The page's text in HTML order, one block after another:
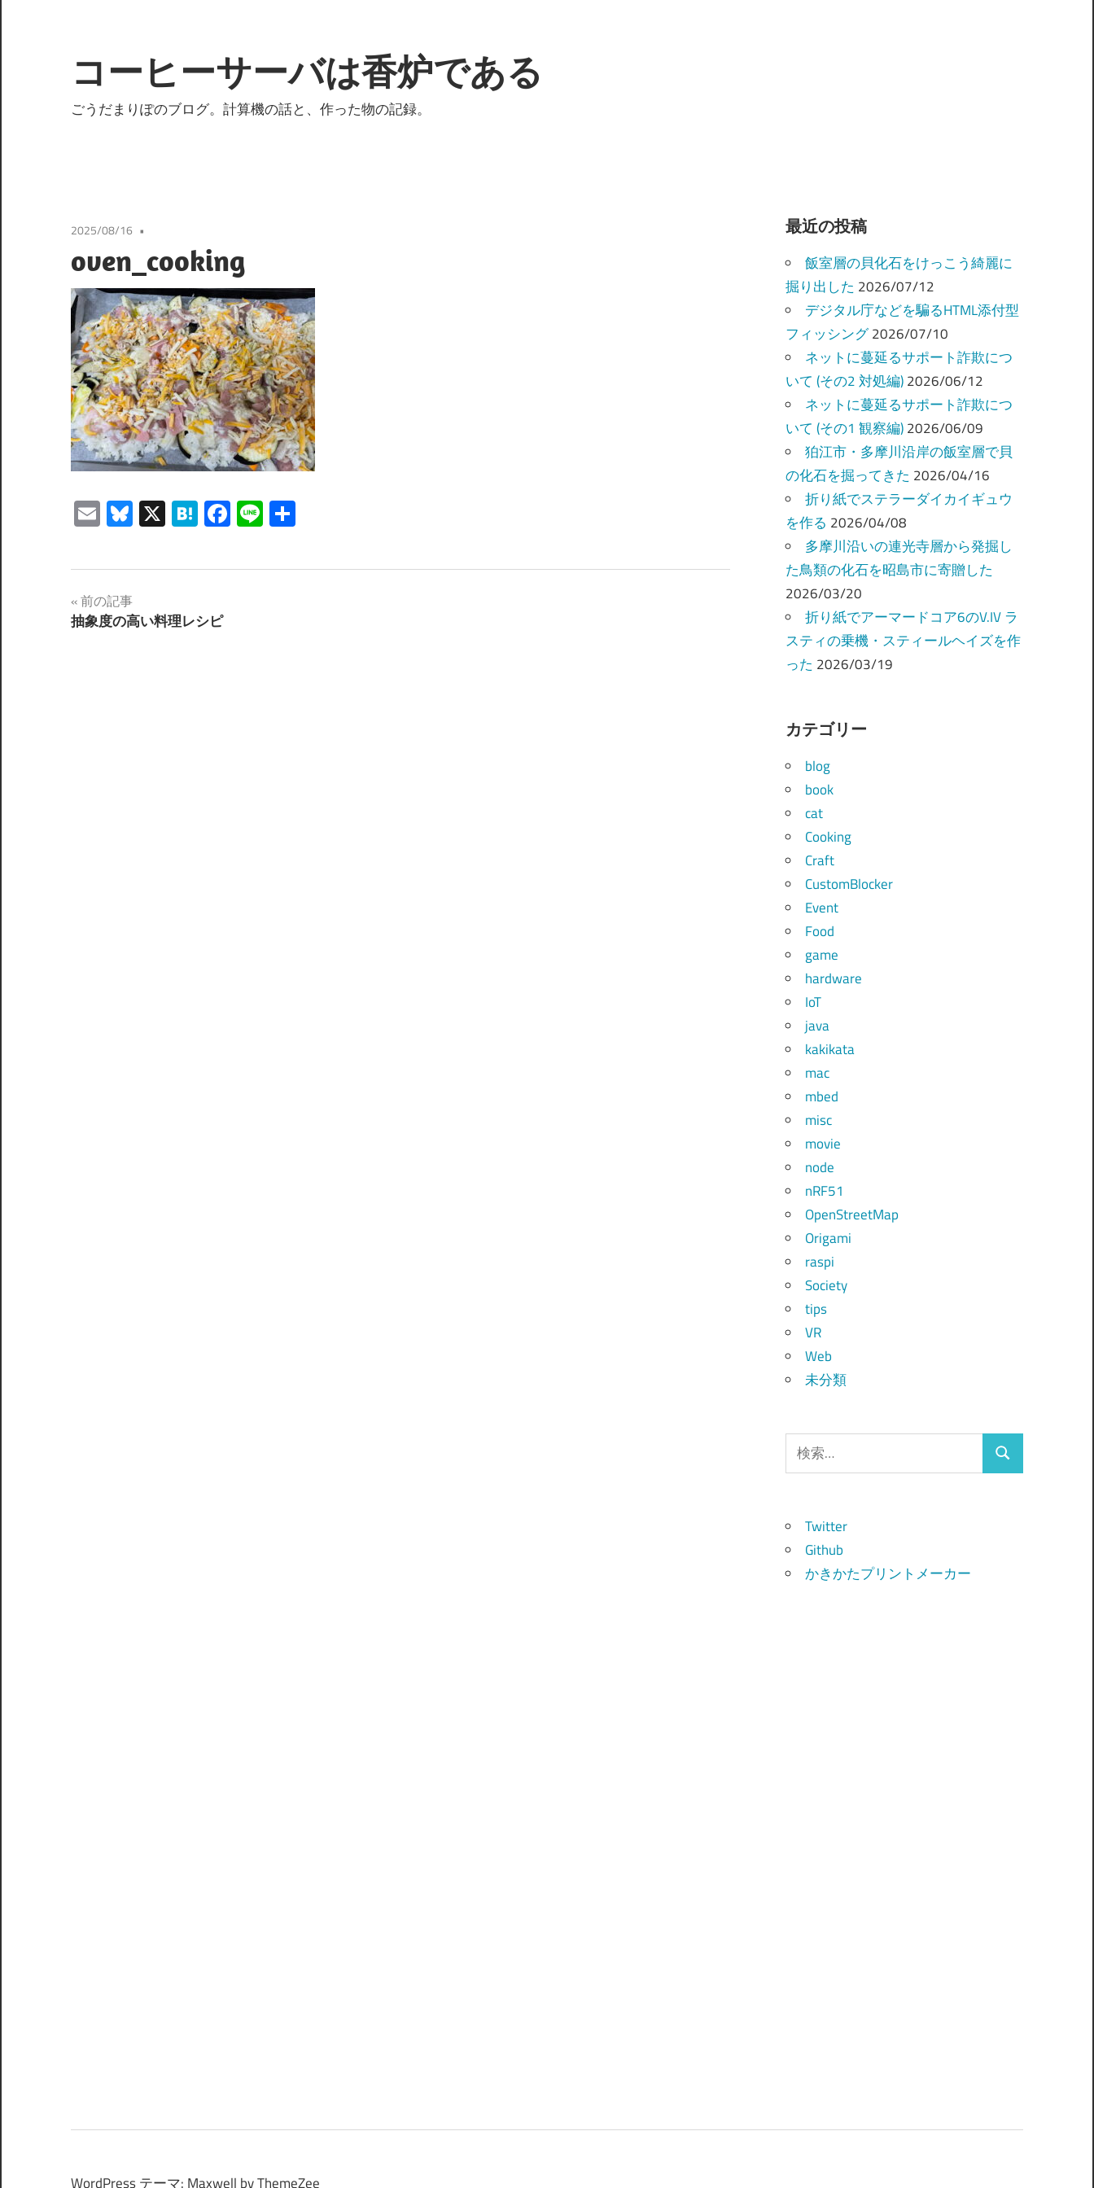
テ
ン
ツ
プ
コーヒーサーバは香炉である
ごうだまりぽのブログ。計算機の話と、作った物の記録。
2025/08/16
oven_cooking
EmailBluesky
X Hatena
Facebook
Line
投
稿
前の記事
抽象度の高い料理レシピ
最近の投稿
飯室層の貝化石をけっこう綺麗に
掘り出した 2026/07/12
デジタル庁などを騙るHTML添付型
フィッシング 2026/07/10
ネットに蔓延るサポート詐欺につ
いて (その2 対処編) 2026/06/12
ネットに蔓延るサポート詐欺につ
いて (その1 観察編) 2026/06/09
狛江市・多摩川沿岸の飯室層で貝
の化石を掘ってきた 2026/04/16
折り紙でステラーダイカイギュウ
を作る 2026/04/08
多摩川沿いの連光寺層から発掘し
た鳥類の化石を昭島市に寄贈した
2026/03/20
折り紙でアーマードコア6のV.IV ラ
スティの乗機・スティールヘイズを作
った 2026/03/19
カテゴリー
blog
book
cat
Cooking
Craft
CustomBlocker
Event
Food
game
hardware
IoT
java
kakikata
mac
mbed
misc
movie
node
nRF51
OpenStreetMap
Origami
raspi
Society
tips
VR
Web
未分類
索:
検
Twitter
Github
かきかたプリントメーカー
WordPress テーマ: Maxwell by ThemeZee